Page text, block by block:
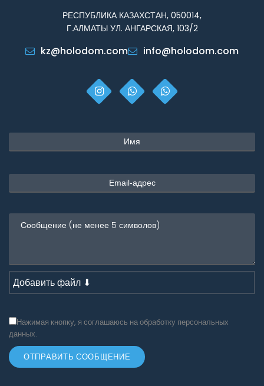
РЕСПУБЛИКА КАЗАХСТАН, 050014,
Г.АЛМАТЫ УЛ. АНГАРСКАЯ, 103/2
kz@holodom.com info@holodom.com
Добавить файл ⬇
Нажимая кнопку, я соглашаюсь на обработку персональных
данных.
ОТПРАВИТЬ СООБЩЕНИЕ